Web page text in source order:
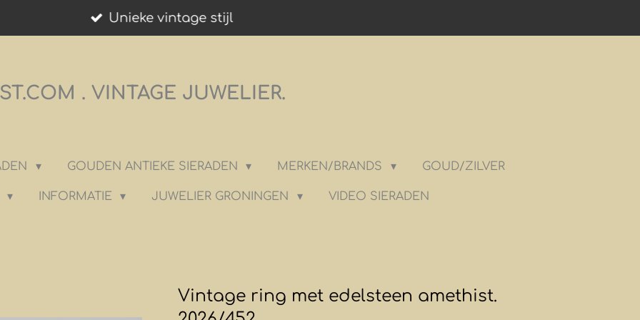
Unieke vintage stijl
. VINTAGE JUWELIER.
GOUDEN ANTIEKE SIERADEN MERKEN/BRANDS GOUD/ZILVER
INFORMATIE JUWELIER GRONINGEN VIDEO SIERADEN
Vintage ring met edelsteen amethist.